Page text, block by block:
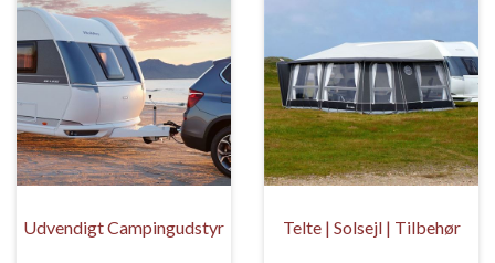
Udvendigt Campingudstyr Telte | Solsejl | Tilbehør